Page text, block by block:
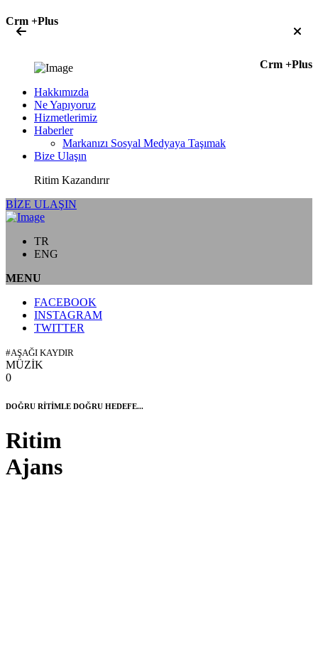
Crm +Plus
Crm +Plus
Hakkımızda
Ne Yapıyoruz
Hizmetlerimiz
Haberler
Markanızı Sosyal Medyaya Taşımak
Bize Ulaşın
Ritim Kazandırır
BİZE ULAŞIN
TR
ENG
MENU
FACEBOOK
INSTAGRAM
TWITTER
#AŞAĞI KAYDIR
MÜZİK
0
DOĞRU RİTİMLE DOĞRU HEDEFE...
Ritim
Ajans